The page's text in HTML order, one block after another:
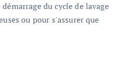
du cycle de lavage
ou pour s'assurer que